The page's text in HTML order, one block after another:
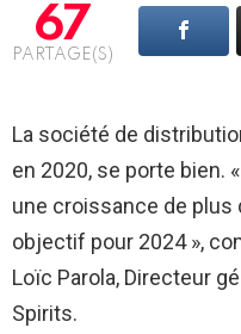
67
PARTAGE(S)
La société de
en 2020, se porte bien.
une croissance de plus
objectif pour 2024 »,
Loïc Parola, Directeur
Spirits.